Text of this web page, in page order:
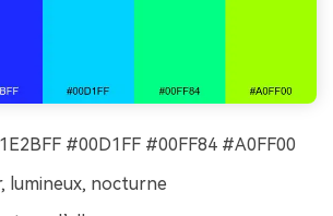
#00D1FF #00FF84 #A0FF00
lumineux, nocturne